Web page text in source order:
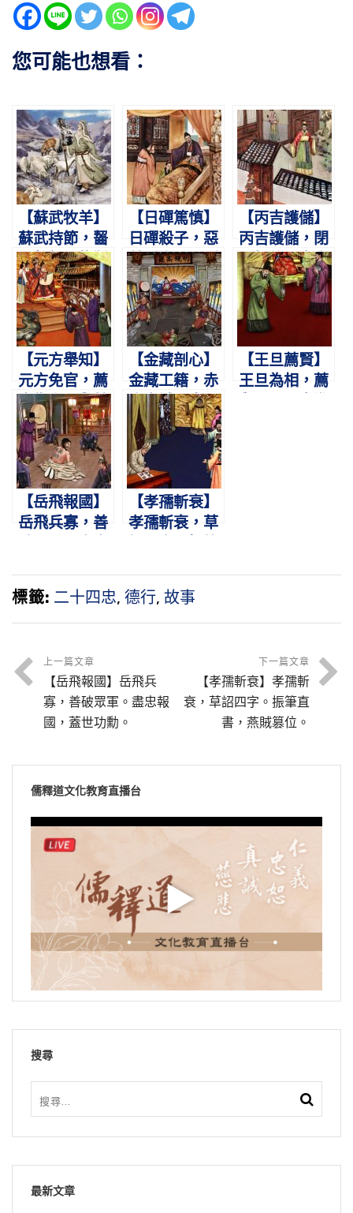
您可能也想看：
【蘇武牧羊】
蘇武持節，齧
雪餐氈。牧羝
海上，一十九
年。
【日磾篤慎】
日磾殺子，惡
其淫亂。願副
霍光，不使輕
漢。
【丙吉護儲】
丙吉護儲，閉
門拒使。宣帝
登基，不道前
事。
【元方舉知】
元方免官，薦
書復上。舉其
所知，不問仇
黨。
【金藏剖心】
金藏工籍，赤
膽忠誠。皇嗣
不反，剖心以
明。
【王旦薦賢】
王旦為相，薦
【岳飛報國】
岳飛兵寡，善
勳。
【孝孺斬衰】
孝孺斬衰，草
位。
標籤: 二十四忠, 德行, 故事
上一篇文章
【岳飛報國】岳飛兵
寡，善破眾軍。盡忠報
國，蓋世功勳。
下一篇文章
【孝孺斬衰】孝孺斬
衰，草詔四字。振筆直
書，燕賊篡位。
儒釋道文化教育直播台
搜尋
最新文章